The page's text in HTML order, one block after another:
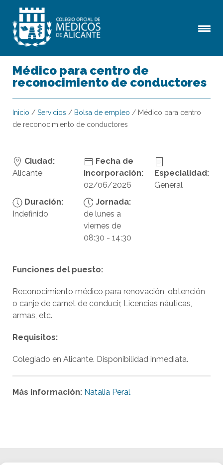
Médico para centro de
reconocimiento de conductores
Inicio / Servicios / Bolsa de empleo / Médico para centro
de reconocimiento de conductores
Ciudad:
Alicante
Fecha de
incorporación:
02/06/2026
Especialidad:
General
Duración:
Indefinido
Jornada:
de lunes a
viernes de
08:30 - 14:30
Funciones del puesto:
Reconocimiento médico para renovación, obtención
o canje de carnet de conducir, Licencias náuticas,
armas, etc.
Requisitos:
Colegiado en Alicante. Disponibilidad inmediata.
Más información: Natalia Peral